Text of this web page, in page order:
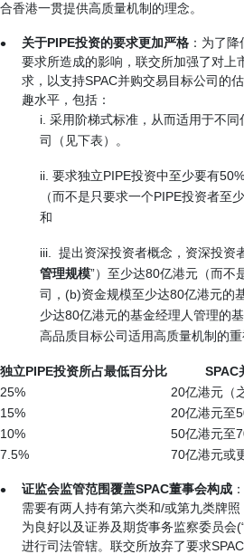
合香港一贯提供高质量机制的理念。
关于PIPE投资的要求更加严格 ：为了
要求所造成的影响，联交所加强了对上
求，以支持SPAC并购交易目标公司的
趣水平，包括：
i. 采用阶梯式标准，从而适用于不
司（见下表）。
ii. 要求独立PIPE投资中至少要有
（而不是只要求一个PIPE投资者至
和
iii. 提出资深投资者概念，资深投资
管理规模”）至少达80亿港元（而不
司，(b)资金规模至少达80亿港元的
少达80亿港元的基金经理人管理的
高品质目标公司适用高质量机制的重
独立PIPE投资所占最低百分比 SPAC
25%
20亿港元（
15%
20亿港元至
10%
50亿港元至
7.5%
70亿港元或
证监会监管范围覆盖SPAC董事会构成
需要有两人持有第六类和/或第九类牌
为良好以及证券及期货事务监察委员会
进行司法管辖。联交所放弃了要求